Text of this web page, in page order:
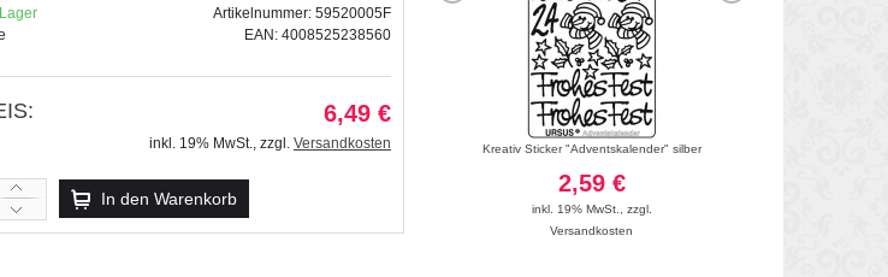
Artikelnummer: 59520005F
EAN: 4008525238560
6,49 €
inkl. 19% MwSt., zzgl. Versandkosten
In den Warenkorb
Kreativ Sticker "Linien" gold
inkl. 19% MwSt.
Versandkosten
Kreativ Sticker "Adventskalender" silber
2,59 €
inkl. 19% MwSt.
zzgl.
Versandkosten